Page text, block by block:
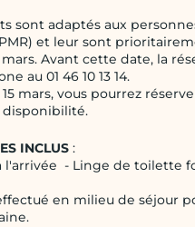
sont adaptés aux
et leur sont
mars. Avant cette date, la
au 01 46 10 13 14.
mars, vous pourrez
disponibilité.
INCLUS :
l'arrivée - Linge de toilette
en milieu de séjour